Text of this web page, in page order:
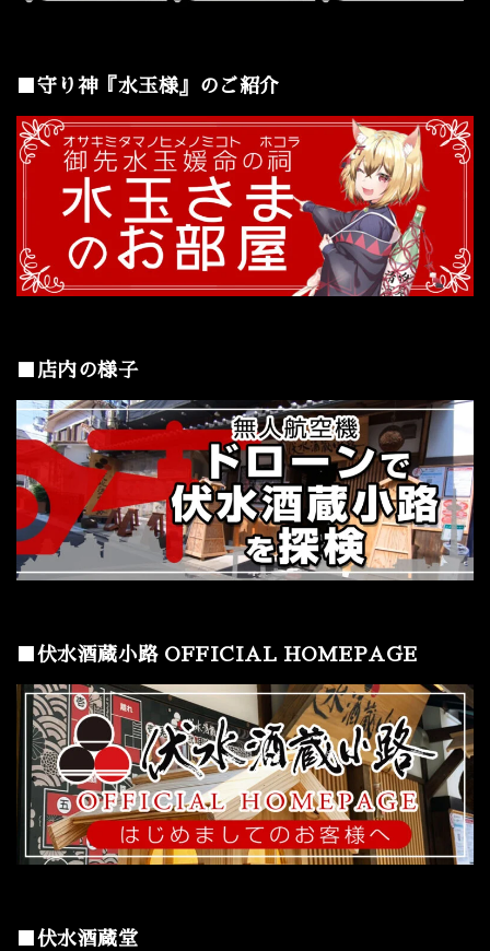
■守り神『水玉様』のご紹介
■店内の様子
■伏水酒蔵小路 OFFICIAL HOMEPAGE
■伏水酒蔵堂